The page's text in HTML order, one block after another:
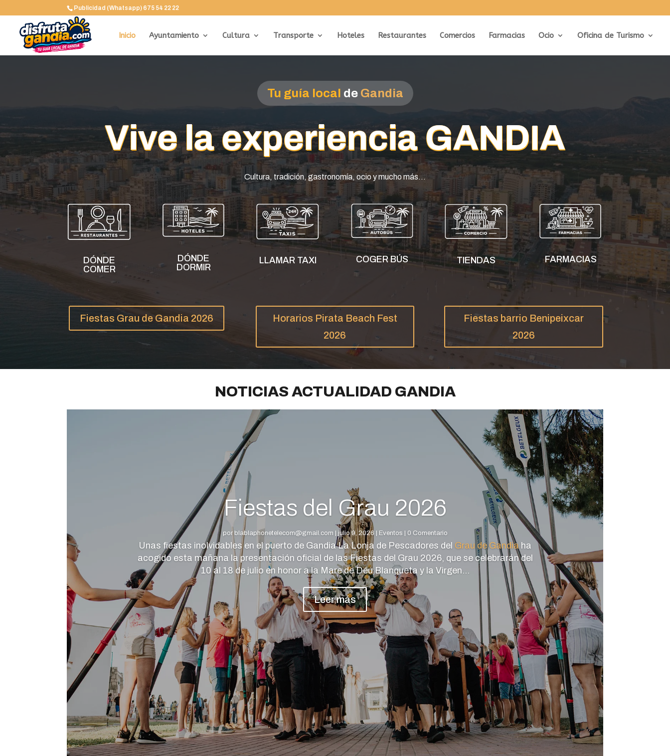
Publicidad (Whatsapp) 675 54 22 22
Inicio Ayuntamiento Cultura Transporte Hoteles Restaurantes Comercios Farmacias Ocio Oficina de Turismo
Tu guía local de Gandia
Vive la experiencia GANDIA
Cultura, tradición, gastronomía, ocio y mucho más…
DÓNDE
COMER
DÓNDE
DORMIR
LLAMAR TAXI COGER BÚS TIENDAS FARMACIAS
Fiestas Grau de Gandia 2026
Horarios Pirata Beach Fest
2026
Fiestas barrio Benipeixcar
2026
NOTICIAS ACTUALIDAD GANDIA
Fiestas del Grau 2026
porblablaphonetelecom@gmail.com | julio 9,2026 | Eventos | 0 Comentario
Unas fiestas inolvidables en el puerto de Gandia La Lonja de Pescadores del Grau de Gandia ha
acogido esta mañana la presentación oficial de las Fiestas del Grau 2026, que se celebrarán del
10 al 18 de julio en honor a la Mare de Déu Blanqueta y la Virgen...
Leer más